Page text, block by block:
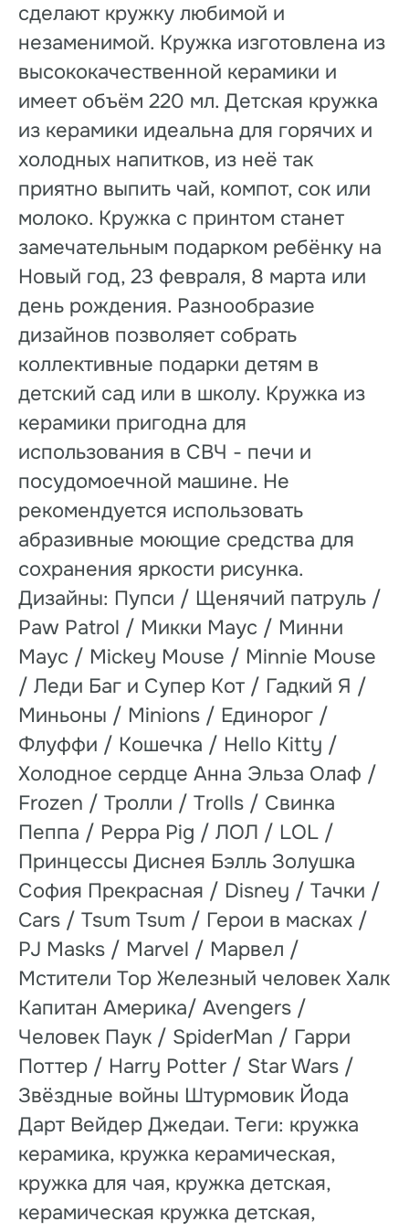
сделают кружку любимой и
незаменимой. Кружка изготовлена из
высококачественной керамики и
имеет объём 220 мл. Детская кружка
из керамики идеальна для горячих и
холодных напитков, из неё так
приятно выпить чай, компот, сок или
молоко. Кружка с принтом станет
замечательным подарком ребёнку на
Новый год, 23 февраля, 8 марта или
день рождения. Разнообразие
дизайнов позволяет собрать
коллективные подарки детям в
детский сад или в школу. Кружка из
керамики пригодна для
использования в СВЧ - печи и
посудомоечной машине. Не
рекомендуется использовать
абразивные моющие средства для
сохранения яркости рисунка.
Дизайны: Пупси / Щенячий патруль /
Paw Patrol / Микки Маус / Минни
Маус / Mickey Mouse / Minnie Mouse
/ Леди Баг и Супер Кот / Гадкий Я /
Миньоны / Minions / Единорог /
Флуффи / Кошечка / Hello Kitty /
Холодное сердце Анна Эльза Олаф /
Frozen / Тролли / Trolls / Свинка
Пеппа / Peppa Pig / ЛОЛ / LOL /
Принцессы Диснея Бэлль Золушка
София Прекрасная / Disney / Тачки /
Cars / Tsum Tsum / Герои в масках /
PJ Masks / Marvel / Марвел /
Мстители Тор Железный человек Халк
Капитан Америка/ Avengers /
Человек Паук / SpiderMan / Гарри
Поттер / Harry Potter / Star Wars /
Звёздные войны Штурмовик Йода
Дарт Вейдер Джедаи. Теги: кружка
керамика, кружка керамическая,
кружка для чая, кружка детская,
керамическая кружка детская,